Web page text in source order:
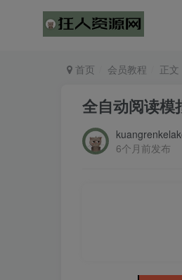
首页 会员教程 正文
全自动阅读模
6个月前发布